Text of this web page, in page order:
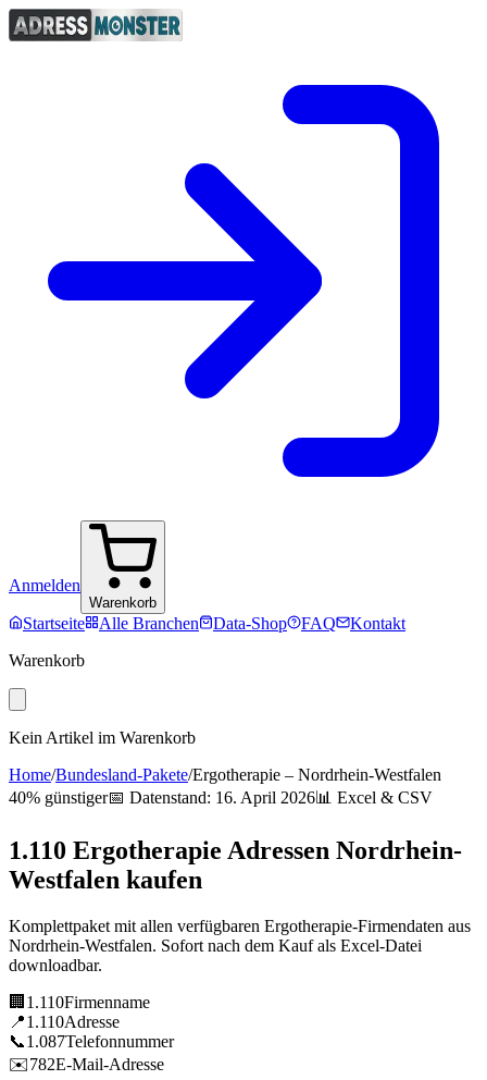
Anmelden
Warenkorb
Startseite Alle Branchen Data-Shop FAQ
Kontakt
Warenkorb
Kein Artikel im Warenkorb
Home/Bundesland-Pakete/Ergotherapie – Nordrhein-Westfalen
40% günstiger📅 Datenstand: 16. April 2026📊 Excel & CSV
1.110 Ergotherapie Adressen Nordrhein-
Westfalen kaufen
Komplettpaket mit allen verfügbaren Ergotherapie-Firmendaten aus
Nordrhein-Westfalen. Sofort nach dem Kauf als Excel-Datei
downloadbar.
🏢 1.110Firmenname
📍1.110Adresse
📞1.087Telefonnummer
✉️782E-Mail-Adresse